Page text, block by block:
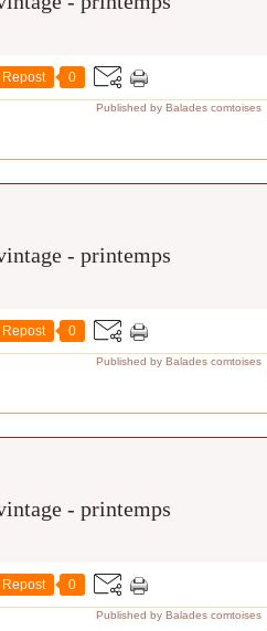
Repost 0
Published by Balades comtoises
Repost 0
Published by Balades comtoises
Repost 0
Published by Balades comtoises